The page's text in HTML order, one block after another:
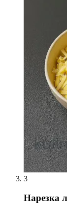
3
Нарезка